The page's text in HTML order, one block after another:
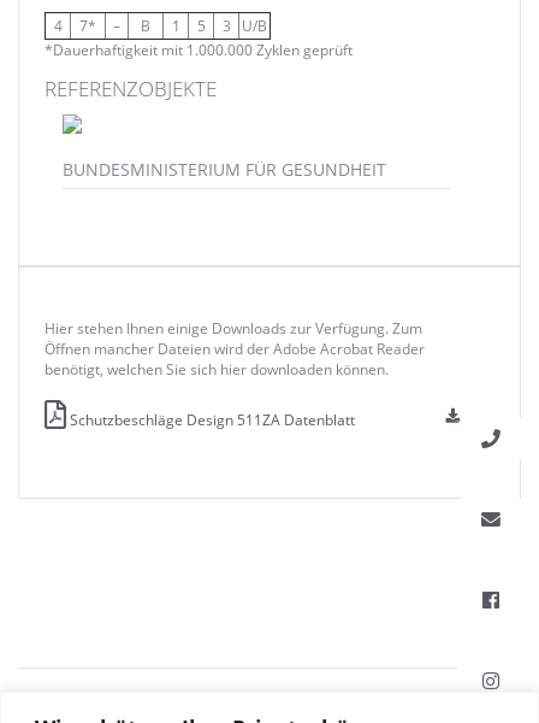
4 7* – B 1 5 3
U/B
*Dauerhaftigkeit mit 1.000.000 Zyklen geprüft
REFERENZOBJEKTE
BUNDESMINISTERIUM FÜR GESUNDHEIT
Hier stehen Ihnen einige Downloads zur Verfügung. Zum
Öffnen mancher Dateien wird der Adobe Acrobat Reader
benötigt, welchen Sie sich hier downloaden können.
Schutzbeschläge Design 511ZA Datenblatt